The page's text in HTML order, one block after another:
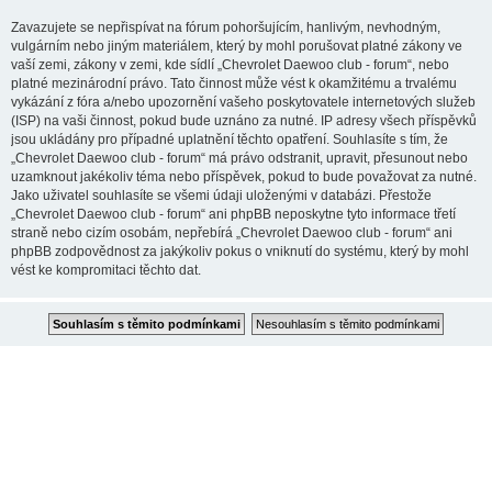
Zavazujete se nepřispívat na fórum pohoršujícím, hanlivým, nevhodným,
vulgárním nebo jiným materiálem, který by mohl porušovat platné zákony ve
vaší zemi, zákony v zemi, kde sídlí „Chevrolet Daewoo club - forum“, nebo
platné mezinárodní právo. Tato činnost může vést k okamžitému a trvalému
vykázání z fóra a/nebo upozornění vašeho poskytovatele internetových služeb
(ISP) na vaši činnost, pokud bude uznáno za nutné. IP adresy všech příspěvků
jsou ukládány pro případné uplatnění těchto opatření. Souhlasíte s tím, že
„Chevrolet Daewoo club - forum“ má právo odstranit, upravit, přesunout nebo
uzamknout jakékoliv téma nebo příspěvek, pokud to bude považovat za nutné.
Jako uživatel souhlasíte se všemi údaji uloženými v databázi. Přestože
„Chevrolet Daewoo club - forum“ ani phpBB neposkytne tyto informace třetí
straně nebo cizím osobám, nepřebírá „Chevrolet Daewoo club - forum“ ani
phpBB zodpovědnost za jakýkoliv pokus o vniknutí do systému, který by mohl
vést ke kompromitaci těchto dat.